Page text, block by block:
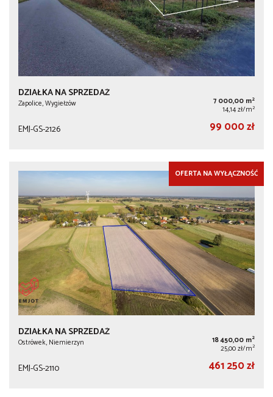
DZIAŁKA NA SPRZEDAŻ
Zapolice, Wygiełzów 7 000,00 m2
14,14 zł/m2
EMJ-GS-2126 99 000 zł
OFERTA NA WYŁĄCZNOŚĆ
DZIAŁKA NA SPRZEDAŻ
Ostrówek, Niemierzyn 18 450,00 m2
25,00 zł/m2
EMJ-GS-2110 461 250 zł